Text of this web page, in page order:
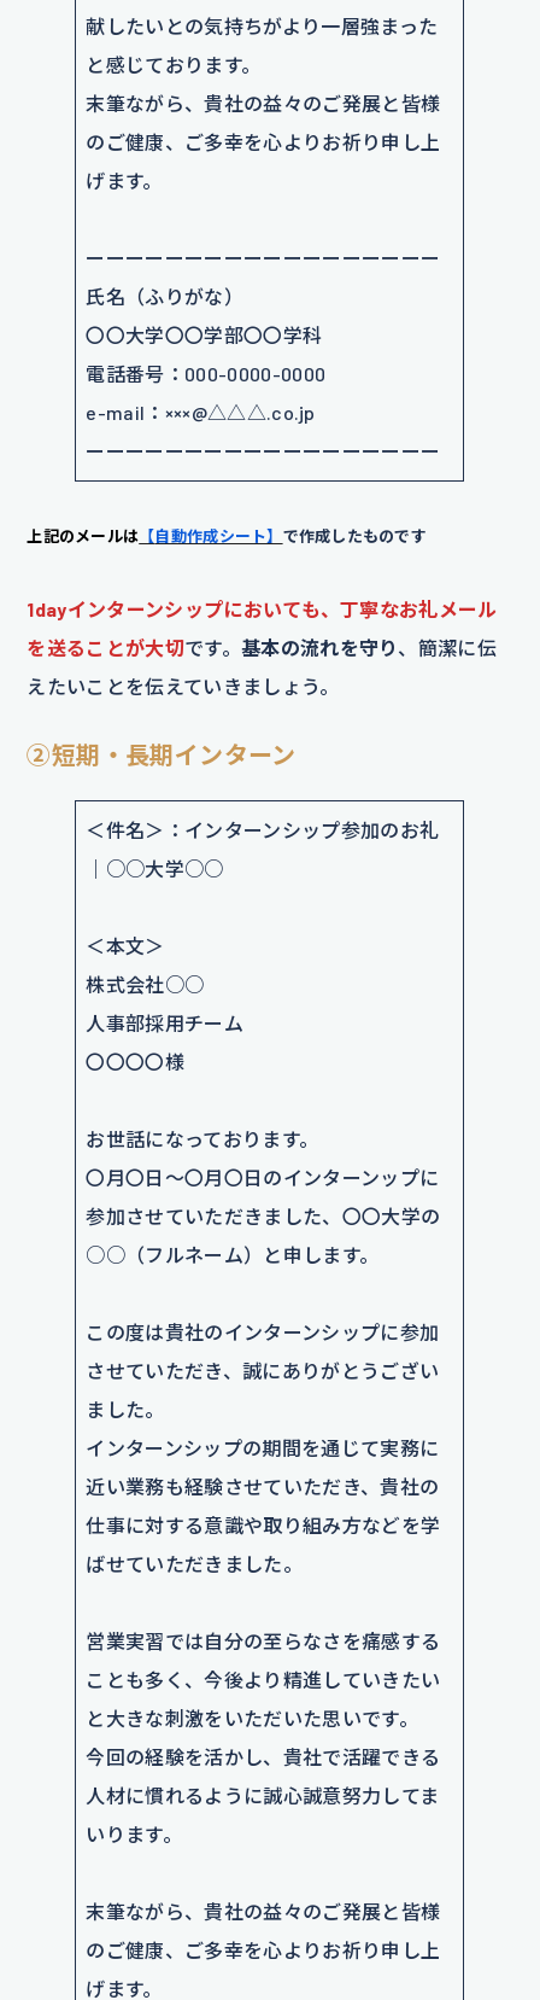
献したいとの気持ちがより一層強まった
と感じております。
末筆ながら、貴社の益々のご発展と皆様
のご健康、ご多幸を心よりお祈り申し上
げます。
ーーーーーーーーーーーーーーーーーー
氏名（ふりがな）
〇〇大学〇〇学部〇〇学科
電話番号：000-0000-0000
e-mail：×××@△△△.co.jp
ーーーーーーーーーーーーーーーーーー
上記のメールは 【自動作成シート】 で作成したものです
1dayインターンシップにおいても、丁寧なお礼メール
を送ることが大切です。 基本の流れを守り 、簡潔に伝
えたいことを伝えていきましょう。
②短期・長期インターン
＜件名＞：インターンシップ参加のお礼
｜○○大学○○
＜本文＞
株式会社○○
人事部採用チーム
〇〇〇〇様
お世話になっております。
〇月〇日～〇月〇日のインターンップに
参加させていただきました、〇〇大学の
○○（フルネーム）と申します。
この度は貴社のインターンシップに参加
させていただき、誠にありがとうござい
ました。
インターンシップの期間を通じて実務に
近い業務も経験させていただき、貴社の
仕事に対する意識や取り組み方などを学
ばせていただきました。
営業実習では自分の至らなさを痛感する
ことも多く、今後より精進していきたい
と大きな刺激をいただいた思いです。
今回の経験を活かし、貴社で活躍できる
人材に慣れるように誠心誠意努力してま
いります。
末筆ながら、貴社の益々のご発展と皆様
のご健康、ご多幸を心よりお祈り申し上
げます。